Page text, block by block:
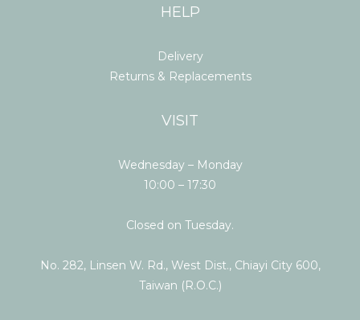
HELP
Delivery
Returns & Replacements
VISIT
Wednesday – Monday
10:00 – 17:30
Closed on Tuesday.
No. 282, Linsen W. Rd., West Dist., Chiayi City 600,
Taiwan (R.O.C.)